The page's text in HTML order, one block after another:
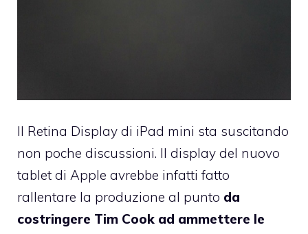
Il Retina Display di iPad mini sta suscitando
non poche discussioni. Il display del nuovo
tablet di Apple avrebbe infatti fatto
rallentare la produzione al punto da
costringere Tim Cook ad ammettere le